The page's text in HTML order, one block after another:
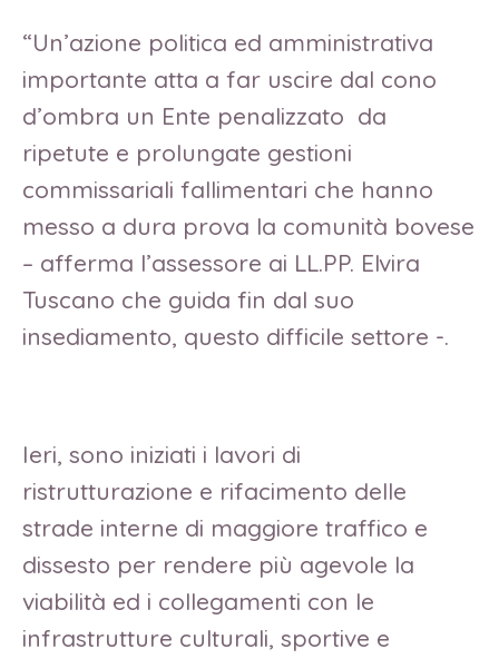
“Un’azione politica ed amministrativa
importante atta a far uscire dal cono
d’ombra un Ente penalizzato da
ripetute e prolungate gestioni
commissariali fallimentari che hanno
messo a dura prova la comunità bovese
– afferma l’assessore ai LL.PP. Elvira
Tuscano che guida fin dal suo
insediamento, questo difficile settore -.
Ieri, sono iniziati i lavori di
ristrutturazione e rifacimento delle
strade interne di maggiore traffico e
dissesto per rendere più agevole la
viabilità ed i collegamenti con le
infrastrutture culturali, sportive e